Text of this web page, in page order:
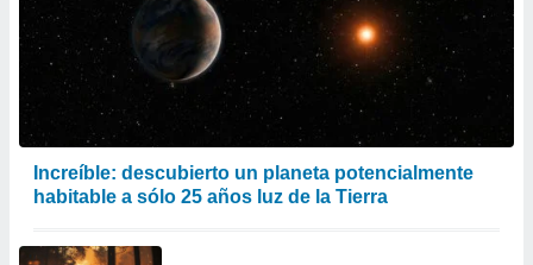
Increíble: descubierto un planeta potencialmente
habitable a sólo 25 años luz de la Tierra